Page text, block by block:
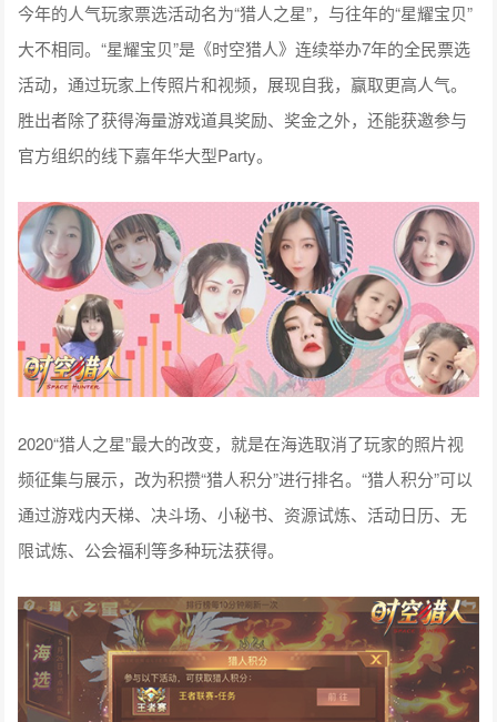
今年的人气玩家票选活动名为“猎人之星”，与往年的“星耀宝贝”
大不相同。“星耀宝贝”是《时空猎人》连续举办7年的全民票选
活动，通过玩家上传照片和视频，展现自我，赢取更高人气。
胜出者除了获得海量游戏道具奖励、奖金之外，还能获邀参与
官方组织的线下嘉年华大型Party。
2020“猎人之星”最大的改变，就是在海选取消了玩家的照片视
频征集与展示，改为积攒“猎人积分”进行排名。“猎人积分”可以
通过游戏内天梯、决斗场、小秘书、资源试炼、活动日历、无
限试炼、公会福利等多种玩法获得。